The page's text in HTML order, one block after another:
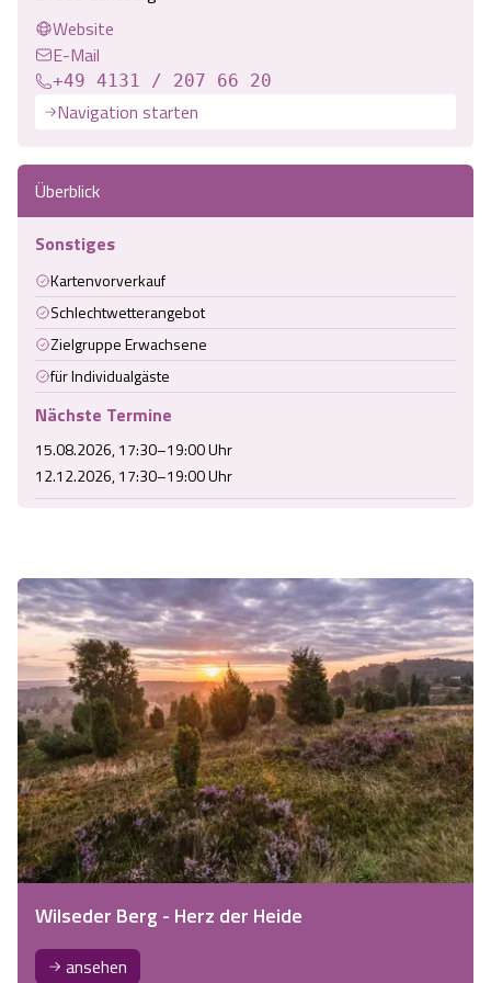
Website
E-Mail
+49 4131 / 207 66 20
Navigation starten
Überblick
Sonstiges
Kartenvorverkauf
Schlechtwetterangebot
Zielgruppe Erwachsene
für Individualgäste
Nächste Termine
15.08.2026, 17:30–19:00 Uhr
12.12.2026, 17:30–19:00 Uhr
Wilseder Berg - Herz der Heide
ansehen